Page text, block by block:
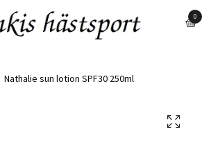
0
Nathalie sun lotion SPF30 250ml